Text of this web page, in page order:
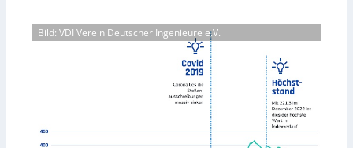
P
e
n
t
p
r
b
l
A
Bild: VDI Verein Deutscher Ingenieure e.V.